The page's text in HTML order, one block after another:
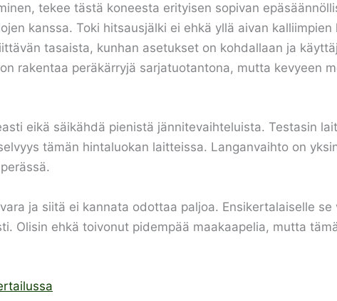
tekee tästä koneesta erityisen sopivan
kanssa. Toki hitsausjälki ei ehkä yllä aivan
tasaista, kunhan asetukset on kohdallaan ja
rakentaa peräkärryjä sarjatuotantona, mutta kevyeen
eikä säikähdä pienistä jännitevaihteluista. Testasin
tämän hintaluokan laitteissa. Langanvaihto on
ja siitä ei kannata odottaa paljoa. Ensikertalaiselle
Olisin ehkä toivonut pidempää maakaapelia, mutta